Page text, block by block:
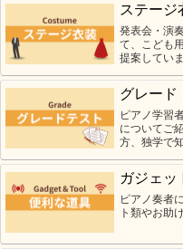
ステージ
発表会・演
て、こども
提案していま
グレード
ピアノ学習
についてご
方、独学で
ガジェッ
ピアノ奏者
ト類やお助